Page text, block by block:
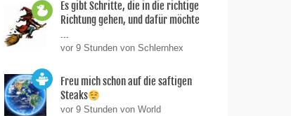
Es gibt Schritte, die in die richtige
Richtung gehen, und dafür möchte
...
vor 9 Stunden von Schlernhex
Freu mich schon auf die saftigen
Steaks
vor 9 Stunden von World